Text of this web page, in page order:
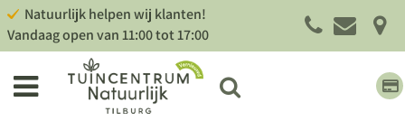
Natuurlijk helpen wij klanten!
Vandaag open van11:00tot17:00